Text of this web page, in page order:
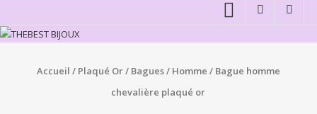
Accueil / Plaqué Or/ Bagues/ Homme / Bague homme
chevalière plaqué or